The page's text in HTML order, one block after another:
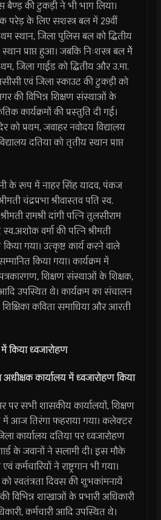
बैण्ड़ की टुकड़ी ने भी भाग लिया।
परेड़ के लिए सशस्त्र बल में 29वीं
स्थान, जिला पुलिस बल को द्धितीय
प्राप्त हुआ। जबकि निःशस्त्र बल मेें
जिला गाईड को द्धितीय और उ.मा.
एवं जिला स्काउट की टुकड़ी को
की विभिन्न शिक्षण संस्थाओं के
कार्यक्रमों की प्रस्तुति दी गई।
को प्रथम, जवाहर नवोदय विद्यालय
दतिया को तृतीय स्थान प्राप्त
के रूप में नाहर सिंह यादव, पंकज
चंद्रप्रभा श्रीवास्तव पति स्व.
रामश्री दांगी पत्नि तुलसीराम
वर्मा की पत्नि श्रीमती
किया गया। उत्कृष्ट कार्य करने वाले
किया गया। कार्यक्रम में
पत्रकारगण, शिक्षण संस्थाओं के शिक्षक,
आदि उपस्थित थे। कार्यक्रम का संचालन
शिक्षिका कविता समाधिया और आरती
किया ध्वजारोहण
कार्यालय में ध्वजारोहण किया
पर सभी शासकीय कार्यालयों, शिक्षण
में आज तिरंगा फहराया गया। कलेक्टर
कार्यालय दतिया़ पर ध्वजारोहण
के जवानों ने सलामी दी। इस मौके
कर्मचारियों ने राष्ट्रगान भी गया।
स्वतंत्रता दिवस की शुभकांमनायें
विभिन्न शाखाओं के प्रभारी अधिकारी
कर्मचारी आदि उपस्थित थे।